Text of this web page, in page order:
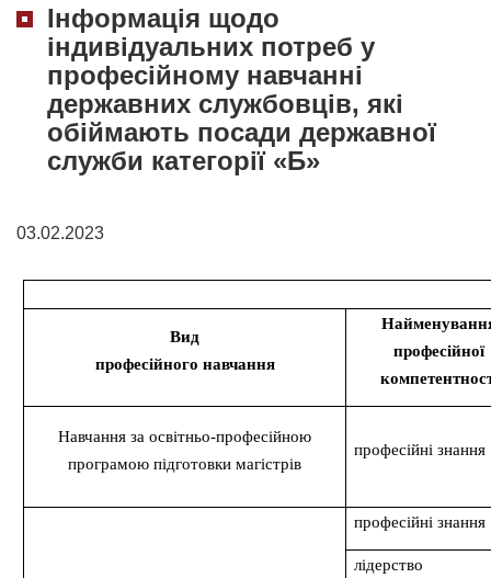
Інформація щодо
індивідуальних потреб у
професійному навчанні
державних службовців, які
обіймають посади державної
служби категорії «Б»
03.02.2023
Вид
професійного навчання
професійної
Навчання за освітньо-професійною
програмою підготовки магістрів
професійні знання
професійні знання
лідерство